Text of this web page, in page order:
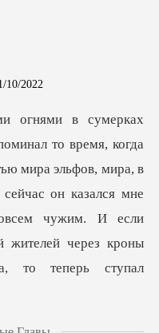
0
10/2022
мира эльфов, мира, в
он казался мне
ч